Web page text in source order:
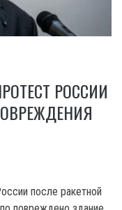
РОССИИ
после ракетной